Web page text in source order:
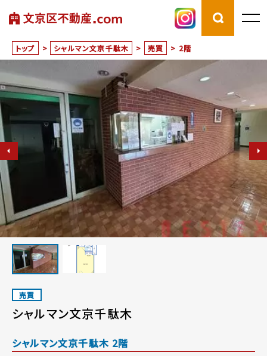
トップ > シャルマン文京千駄木 > 売買 > 2階
売買
シャルマン文京千駄木
シャルマン文京千駄木 2階